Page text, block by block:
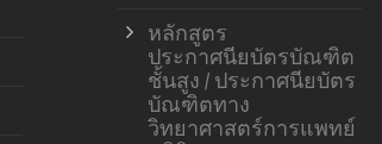
หลักสูตร
ประกาศนียบัตรบัณฑิต
ชั้นสูง / ประกาศนียบัตร
บัณฑิตทาง
วิทยาศาสตร์การแพทย์